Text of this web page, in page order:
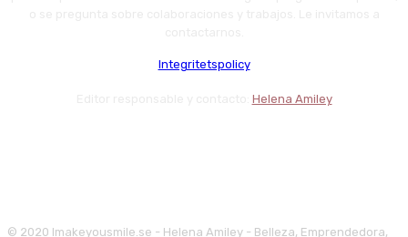
Integritetspolicy
Helena Amiley
© 2020 Imakeyousmile.se - Helena Amiley - Belleza, Emprendedora,